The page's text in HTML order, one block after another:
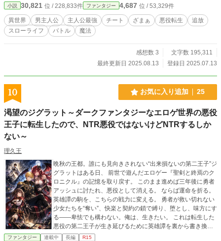
小説 30,821 位 / 228,833件 ファンタジー 4,687 位 / 53,329件
異世界 男主人公 主人公最強 チート ざまぁ 悪役転生
追放
スローライフ
バトル 魔法
感想数 3
文字数 195,311
最終更新日 2025.08.13
登録日 2025.07.13
10 お気に入り追加 25
渇望のジグラット～ダークファンタジーなエロゲ世界の悪役
王子に転生したので、NTR悪役ではないけどNTRするしか
ない～
理久王
晩秋の王都。誰にも見向きされない“出来損ないの第二王子”ジ
グラットはある日、 前世で遊んだエロゲー『聖剣と終焉のク
ロニクル』の記憶を取り戻す。 このまま進めば三年後に勇者
アッシュに討たれ、悪役として消える。 ならば運命を折る。
英雄譚の駒を、こちらの戦力に変える。 勇者が救い切れない
少女たちを“奪い”、快楽と契約の鎖で縛り、堕とし、味方にす
る――卑怯でも構わない。俺は、生きたい。 これは転生した
悪役の第二王子が生き延びるために英雄譚を裏から書き換え
る、生存戦略の物語である。
ファンタジー 連載中 長編 R15